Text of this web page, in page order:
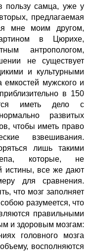
пользу самца, уже у
предлагаемая
мне моим другом,
в Цюрихе,
антропологом,
не существует
и культурными
мужского и
в 150
иметь дело с
развитых
чтобы иметь право
взвешивания.
лишь такими
которые, не
истины, все же дают
для сравнения.
что мозг заполняет
разумеется, что
правильными
и здоровым мозгам:
головного мозга
восполняются